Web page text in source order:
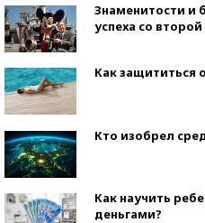
Знаменитости и
успеха со
Как защититься
Кто изобрел
Как научить
деньгами?